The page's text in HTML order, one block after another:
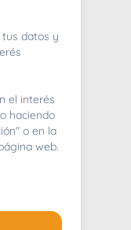
mucho.
datos y
el interés
haciendo
o en la
web.